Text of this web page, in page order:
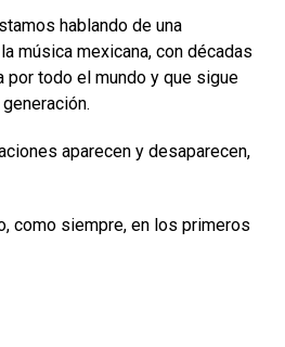
hablando de una
música mexicana, con décadas
por todo el mundo y que sigue
aparecen y desaparecen,
como siempre, en los primeros